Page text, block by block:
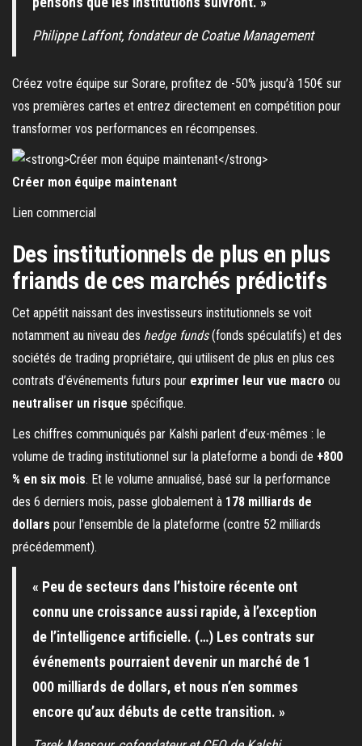
Philippe Laffont, fondateur de Coatue Management
Créez votre équipe sur Sorare, profitez de -50% jusqu’à 150€ sur
vos premières cartes et entrez directement en compétition pour
transformer vos performances en récompenses.
Créer mon équipe maintenant
Lien commercial
Des institutionnels de plus en plus
friands de ces marchés prédictifs
Cet appétit naissant des investisseurs institutionnels se voit
notamment au niveau des hedge funds(fonds spéculatifs) et des
sociétés de trading propriétaire, qui utilisent de plus en plus ces
contrats d’événements futurs pour exprimer leur vue macro ou
neutraliser un risque spécifique.
Les chiffres communiqués par Kalshi parlent d’eux-mêmes : le
volume de trading institutionnel sur la plateforme a bondi de +800
% en six mois. Et le volume annualisé, basé sur la performance
des 6 derniers mois, passe globalement à 178 milliards de
dollars pour l’ensemble de la plateforme (contre 52 milliards
précédemment).
« Peu de secteurs dans l’histoire récente ont
connu une croissance aussi rapide, à l’exception
de l’intelligence artificielle. (…) Les contrats sur
événements pourraient devenir un marché de 1
000 milliards de dollars, et nous n’en sommes
encore qu’aux débuts de cette transition. »